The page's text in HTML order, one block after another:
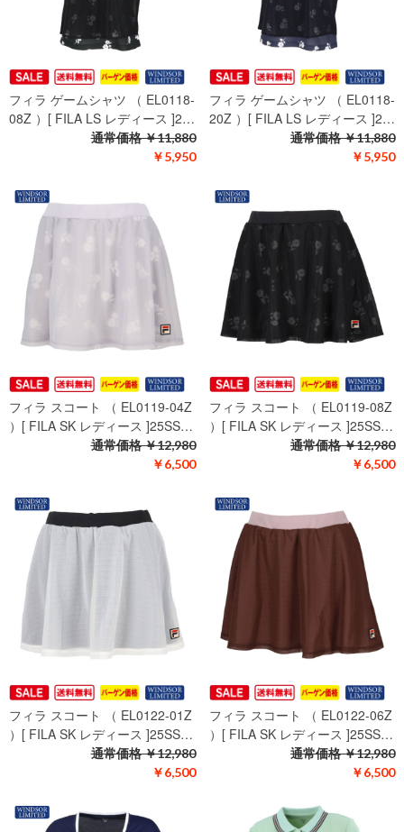
フィラ ゲームシャツ （ EL0118-
08Z ）[ FILA LS レディース ]2…
￥5,950
通常価格￥11,880
フィラ ゲームシャツ （ EL0118-
20Z ）[ FILA LS レディース ]2…
￥5,950
通常価格￥11,880
フィラ スコート （ EL0119-04Z
）[ FILA SK レディース ]25SS…
￥6,500
通常価格￥12,980
フィラ スコート （ EL0119-08Z
）[ FILA SK レディース ]25SS…
￥6,500
通常価格￥12,980
フィラ スコート （ EL0122-01Z
）[ FILA SK レディース ]25SS…
￥6,500
通常価格￥12,980
フィラ スコート （ EL0122-06Z
）[ FILA SK レディース ]25SS…
￥6,500
通常価格￥12,980